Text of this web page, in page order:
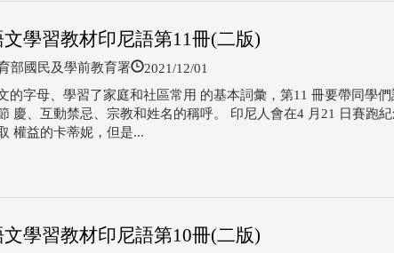
學習教材印尼語第11冊(二版)
部國民及學前教育署 2021/12/01
的字母、學習了家庭和社區常用 的基本詞彙，第11 冊要帶同學們
慶、互動禁忌、宗教和姓名的稱呼。 印尼人會在4 月21 日賽跑
權益的卡蒂妮，但是...
學習教材印尼語第10冊(二版)